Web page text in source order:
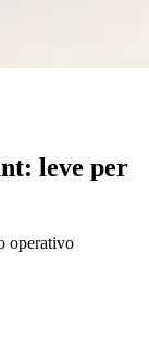
leve per
operativo